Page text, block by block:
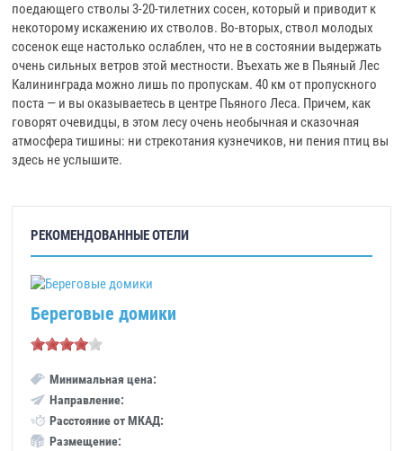
поедающего стволы 3-20-тилетних сосен, который и приводит к
некоторому искажению их стволов. Во-вторых, ствол молодых
сосенок еще настолько ослаблен, что не в состоянии выдержать
очень сильных ветров этой местности. Въехать же в Пьяный Лес
Калининграда можно лишь по пропускам. 40 км от пропускного
поста — и вы оказываетесь в центре Пьяного Леса. Причем, как
говорят очевидцы, в этом лесу очень необычная и сказочная
атмосфера тишины: ни стрекотания кузнечиков, ни пения птиц вы
здесь не услышите.
РЕКОМЕНДОВАННЫЕ ОТЕЛИ
Береговые домики
Минимальная цена:
Направление:
Расстояние от МКАД:
Размещение: